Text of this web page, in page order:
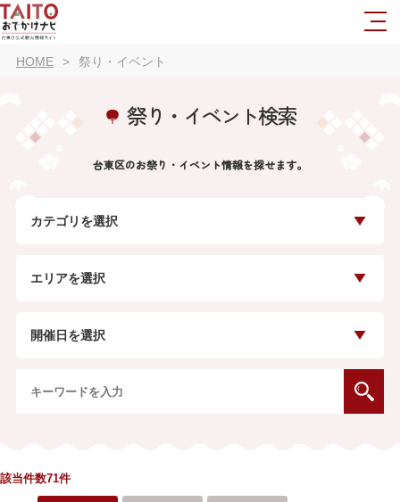
HOME 祭り・イベント
祭り・イベント検索
台東区のお祭り・イベント情報を探せます。
カテゴリを選択
エリアを選択
開催日を選択
該当件数71件